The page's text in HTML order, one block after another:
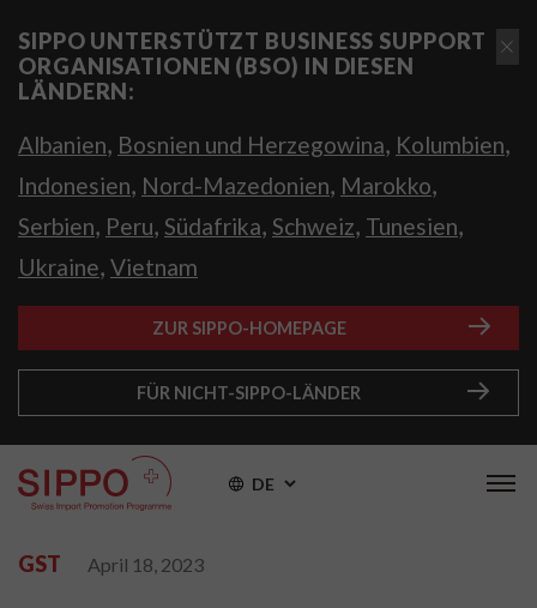
SIPPO UNTERSTÜTZT BUSINESS SUPPORT
ORGANISATIONEN (BSO) IN DIESEN
LÄNDERN:
Albanien, Bosnien und Herzegowina, Kolumbien,
Indonesien, Nord-Mazedonien, Marokko,
Serbien, Peru, Südafrika, Schweiz, Tunesien,
Ukraine, Vietnam
ZUR SIPPO-HOMEPAGE
FÜR NICHT-SIPPO-LÄNDER
DE
GST April 18, 2023